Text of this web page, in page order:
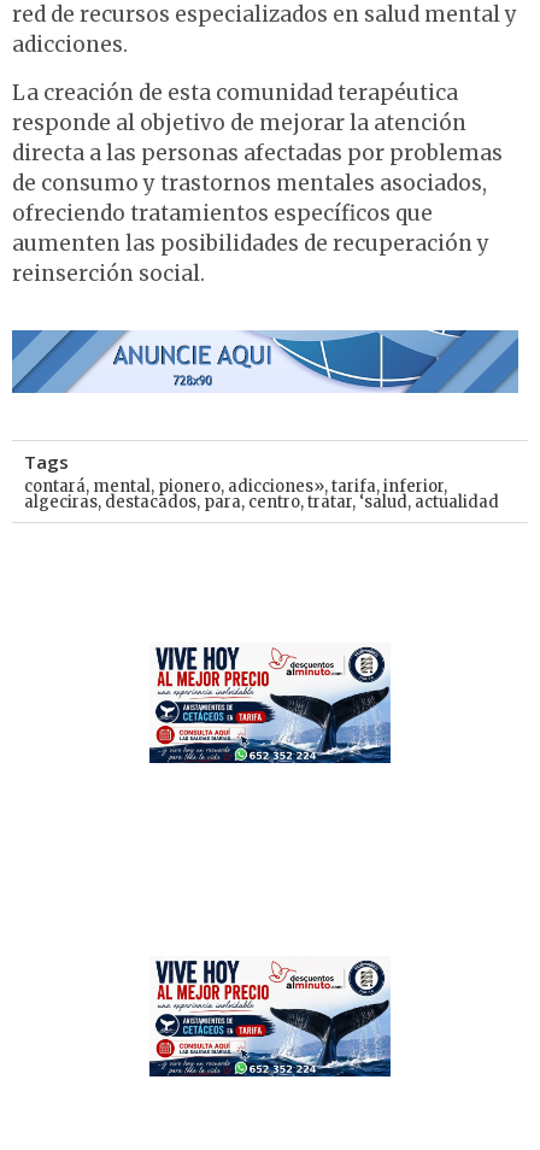
red de recursos especializados en salud mental y
adicciones.
La creación de esta comunidad terapéutica
responde al objetivo de mejorar la atención
directa a las personas afectadas por problemas
de consumo y trastornos mentales asociados,
ofreciendo tratamientos específicos que
aumenten las posibilidades de recuperación y
reinserción social.
Tags
contará, mental, pionero, adicciones»,tarifa,inferior,
algeciras, destacados, para, centro,tratar, ‘salud, actualidad